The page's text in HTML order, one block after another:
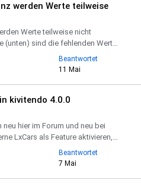
werden Werte teilweise
Werte teilweise nicht
(unten) sind die fehlenden Werte
Aussehen: ![Abbildung]
Beantwortet
11 Mai
kivitendo 4.0.0
hier im Forum und neu bei
LxCars als Feature aktivieren,
dafür eine Anleitung? G...
Beantwortet
7 Mai